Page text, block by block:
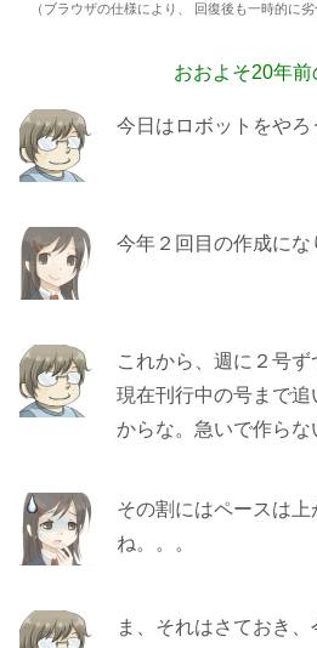
（ブラウザの仕様により、 回復後も一時的に
おおよそ20年前
今日はロボットをやろ
今年２回目の作成にな
これから、週に２号ず
現在刊行中の号まで
からな。急いで作らな
その割にはペースは
ね。。。
ま、それはさておき